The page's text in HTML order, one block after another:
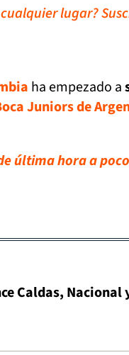
lugar?
ha empezado a
Juniors de
última hora a
Caldas, Nacional